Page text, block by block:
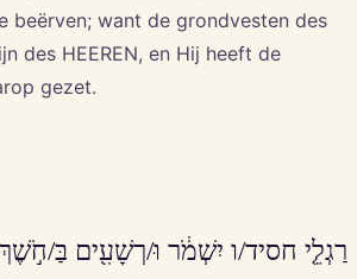
beërven; want de grondvesten des
des HEEREN, en Hij heeft de
gezet.
רַגְלֵ֤י חסיד/ו יִשְׁמֹ֔ר וּ/רְשָׁעִ֖ים בַּ/חֹ֣שֶׁךְ